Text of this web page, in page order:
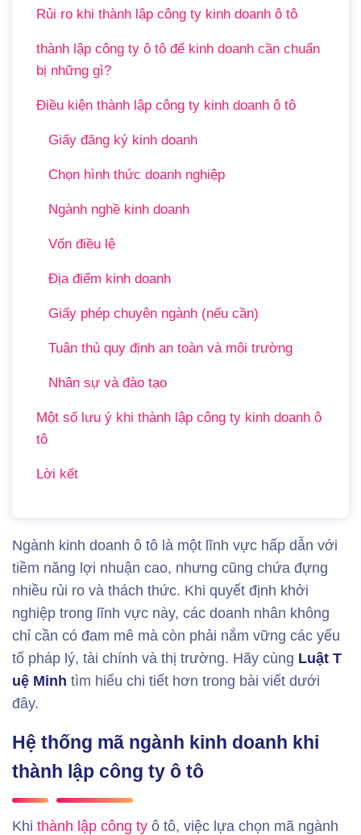
Rủi ro khi thành lập công ty kinh doanh ô tô
thành lập công ty ô tô để kinh doanh cần chuẩn
bị những gì?
Điều kiện thành lập công ty kinh doanh ô tô
Giấy đăng ký kinh doanh
Chọn hình thức doanh nghiệp
Ngành nghề kinh doanh
Vốn điều lệ
Địa điểm kinh doanh
Giấy phép chuyên ngành (nếu cần)
Tuân thủ quy định an toàn và môi trường
Nhân sự và đào tạo
Một số lưu ý khi thành lập công ty kinh doanh ô
tô
Lời kết
Ngành kinh doanh ô tô là một lĩnh vực hấp dẫn với
tiềm năng lợi nhuận cao, nhưng cũng chứa đựng
nhiều rủi ro và thách thức. Khi quyết định khởi
nghiệp trong lĩnh vực này, các doanh nhân không
chỉ cần có đam mê mà còn phải nắm vững các yếu
tố pháp lý, tài chính và thị trường. Hãy cùng Luật T
uệ Minh tìm hiểu chi tiết hơn trong bài viết dưới
đây.
Hệ thống mã ngành kinh doanh khi
thành lập công ty ô tô
Khi thành lập công ty ô tô, việc lựa chọn mã ngành